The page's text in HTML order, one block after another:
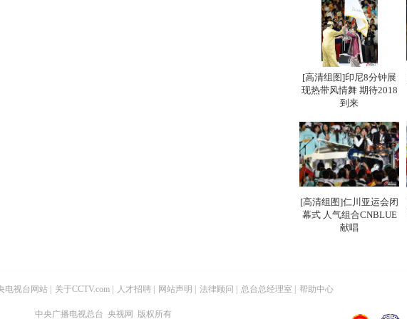
[高清组图]印尼8分钟展
现热带风情舞 期待2018
到来
[高清组图]仁川亚运会闭
幕式 人气组合CNBLUE
献唱
电视台网站 关于CCTV.com 人才招聘 网站声明 法律顾问 总台总经理室 帮助中心
中央广播电视总台 央视网 版权所有